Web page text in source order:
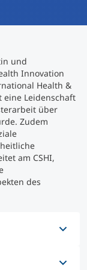
und
Innovation
Health &
eine Leidenschaft
über
Zudem
am CSHI,
des